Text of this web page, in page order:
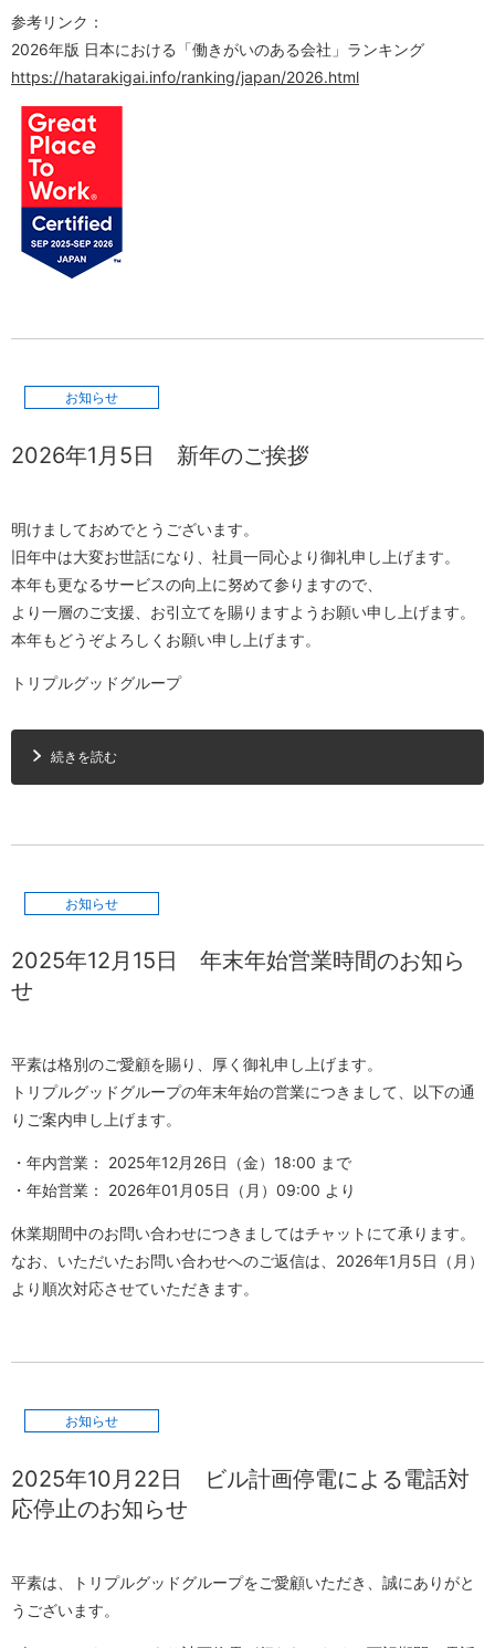
参考リンク：
2026年版 日本における「働きがいのある会社」ランキング
https://hatarakigai.info/ranking/japan/2026.html
お知らせ
2026年1月5日 新年のご挨拶
明けましておめでとうございます。
旧年中は大変お世話になり、社員一同心より御礼申し上げます。
本年も更なるサービスの向上に努めて参りますので、
より一層のご支援、お引立てを賜りますようお願い申し上げます。
本年もどうぞよろしくお願い申し上げます。
トリプルグッドグループ
続きを読む
お知らせ
2025年12月15日 年末年始営業時間のお知ら
せ
平素は格別のご愛顧を賜り、厚く御礼申し上げます。
トリプルグッドグループの年末年始の営業につきまして、以下の通
りご案内申し上げます。
・年内営業： 2025年12月26日（金）18:00 まで
・年始営業： 2026年01月05日（月）09:00 より
休業期間中のお問い合わせにつきましてはチャットにて承ります。
なお、いただいたお問い合わせへのご返信は、2026年1月5日（月）
より順次対応させていただきます。
お知らせ
2025年10月22日
ビル計画停電による電話対
応停止のお知らせ
平素は、トリプルグッドグループをご愛顧いただき、誠にありがと
うございます。